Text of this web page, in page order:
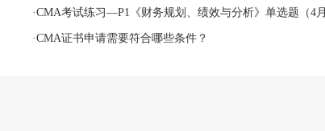
·CMA考试练习—P1《财务规划、绩效与分析》单选题（4月19号）
·CMA证书申请需要符合哪些条件？